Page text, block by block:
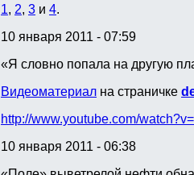
1, 2, 3 и 4.
10 января 2011 - 07:59
«Я словно попала на другую
Видеоматериал на страничке
http://www.youtube.com/
10 января 2011 - 06:38